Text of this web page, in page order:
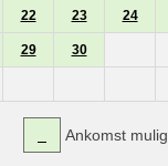
22 23 24
29 30
Ankomst mulig